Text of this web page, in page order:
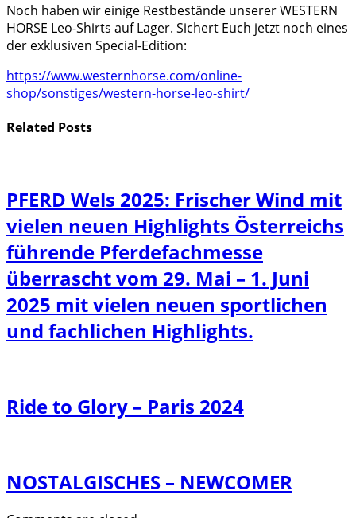
Noch haben wir einige Restbestände unserer WESTERN
HORSE Leo-Shirts auf Lager. Sichert Euch jetzt noch eines
der exklusiven Special-Edition:
https://www.westernhorse.com/online-
shop/sonstiges/western-horse-leo-shirt/
Related Posts
PFERD Wels 2025: Frischer Wind mit
vielen neuen Highlights Österreichs
führende Pferdefachmesse
überrascht vom 29. Mai – 1. Juni
2025 mit vielen neuen sportlichen
und fachlichen Highlights.
Ride to Glory – Paris 2024
NOSTALGISCHES – NEWCOMER